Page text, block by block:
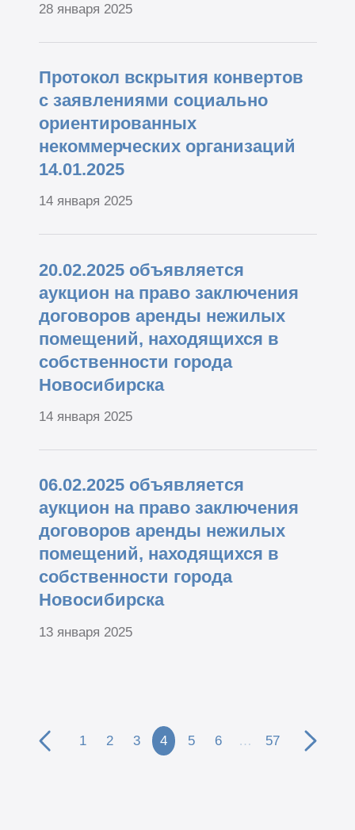
28 января 2025
Протокол вскрытия конвертов
с заявлениями социально
ориентированных
некоммерческих организаций
14.01.2025
14 января 2025
20.02.2025 объявляется
аукцион на право заключения
договоров аренды нежилых
помещений, находящихся в
собственности города
Новосибирска
14 января 2025
06.02.2025 объявляется
аукцион на право заключения
договоров аренды нежилых
помещений, находящихся в
собственности города
Новосибирска
13 января 2025
1 2 3 4 5 6 … 57